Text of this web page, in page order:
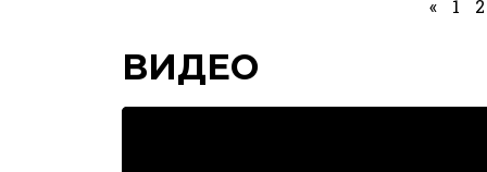
« 1 2
ВИДЕО